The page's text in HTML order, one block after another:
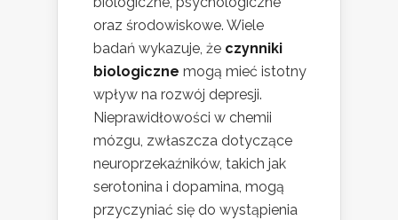
oraz środowiskowe. Wiele
badań wykazuje, że czynniki
biologiczne mogą mieć istotny
wpływ na rozwój depresji.
Nieprawidłowości w chemii
mózgu, zwłaszcza dotyczące
neuroprzekaźników, takich jak
serotonina i dopamina, mogą
przyczyniać się do wystąpienia